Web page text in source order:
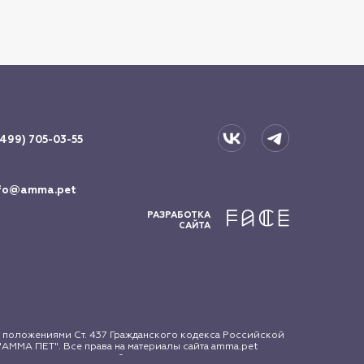
705-03-55
РАЗРАБОТКА
САЙТА
Ст. 437 Гражданского кодекса Российской
ПЕТ". Все права на материалы сайта amma.pet
материалов сайта допускается только с